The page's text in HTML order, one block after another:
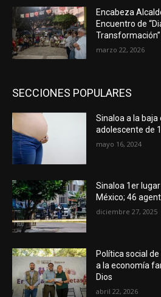
Encabeza
Encuentro de
marzo 22, 2026
SECCIONES POPULARES
Sinaloa a la
adolescente de
mayo 16, 2024
Sinaloa 1er
México; 46
diciembre 27, 2025
Política social
a la economía
Dios
abril 22, 2026